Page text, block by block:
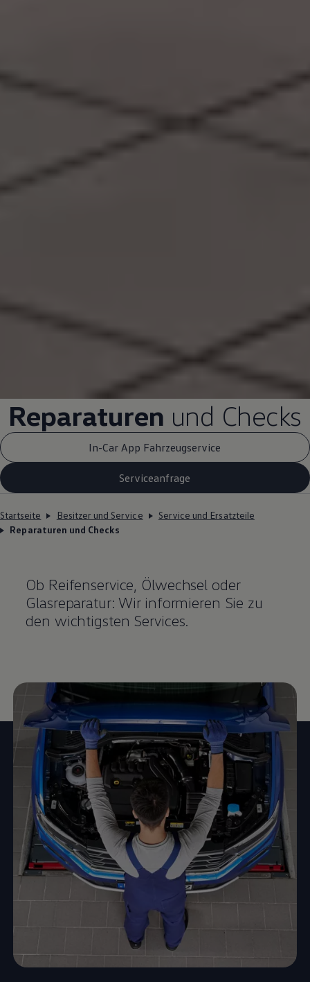
Reparaturen und Checks
In-Car App Fahrzeugservice
Serviceanfrage
Startseite Besitzer und Service
Service und Ersatzteile
Reparaturen und Checks
Ob Reifenservice, Ölwechsel oder
Glasreparatur: Wir informieren Sie zu
den wichtigsten Services.